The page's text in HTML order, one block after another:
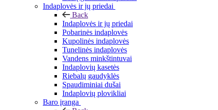
Indaplovės ir jų priedai
Back
Indaplovės ir jų priedai
Pobarinės indaplovės
Kupolinės indaplovės
Tunelinės indaplovės
Vandens minkštintuvai
Indaplovių kasetės
Riebalų gaudyklės
Spaudiminiai dušai
Indaplovių plovikliai
Baro įranga